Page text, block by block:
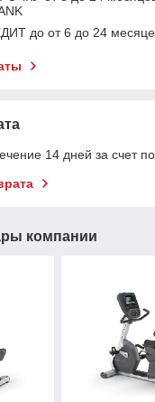
до от 6 до 24
14 дней за счет
компании